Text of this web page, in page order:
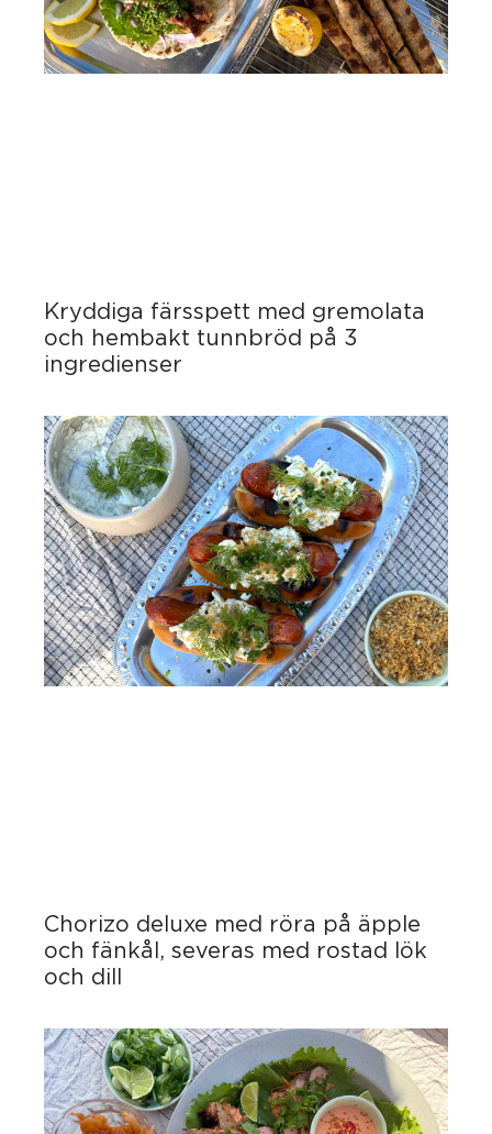
Kryddiga färsspett med gremolata
och hembakt tunnbröd på 3
ingredienser
Chorizo deluxe med röra på äpple
och fänkål, severas med rostad lök
och dill